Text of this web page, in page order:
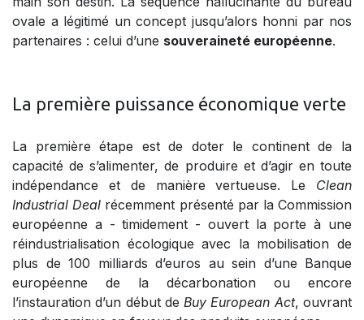
ovale a légitimé un concept jusqu’alors honni par nos
partenaires : celui d’une souveraineté européenne.
La première puissance économique verte
La première étape est de doter le continent de la
capacité de s’alimenter, de produire et d’agir en toute
indépendance et de manière vertueuse. Le Clean
Industrial Deal récemment présenté par la Commission
européenne a - timidement - ouvert la porte à une
réindustrialisation écologique avec la mobilisation de
plus de 100 milliards d’euros au sein d’une Banque
européenne de la décarbonation ou encore
l’instauration d’un début deBuy European Act, ouvrant